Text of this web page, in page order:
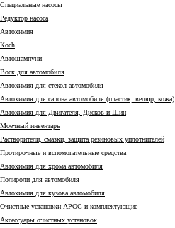
Специальные насосы
Редуктор насоса
Автохимия
Коch
Автошампуни
Воск для автомобиля
Автохимия для стекол автомобиля
Автохимия для салона автомобиля (пластик, велюр, кожа)
Автохимия для Двигателя, Дисков и Шин
Моечный инвентарь
Растворители, смазки, защита резиновых уплотнителей
Протирочные и вспомогательные средства
Автохимия для хрома автомобиля
Полироли для автомобиля
Автохимия для кузова автомобиля
Очистные установки АРОС и комплектующие
Аксессуары очистных установок